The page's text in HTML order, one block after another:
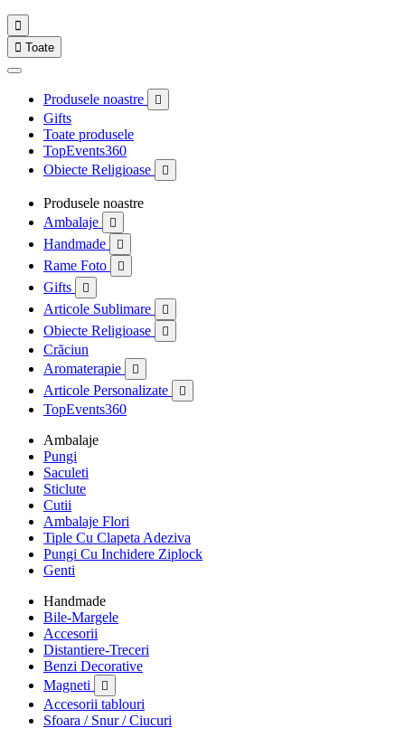

 Toate
Produsele noastre 
Gifts
Toate produsele
TopEvents360
Obiecte Religioase

Produsele noastre
Ambalaje

Handmade 
Rame Foto 
Gifts 
Articole Sublimare 
Obiecte Religioase 
Crăciun
Aromaterapie

Articole Personalizate 
TopEvents360
Ambalaje
Pungi
Saculeti
Sticlute
Cutii
Ambalaje Flori
Tiple Cu Clapeta Adeziva
Pungi Cu Inchidere Ziplock
Genti
Handmade
Bile-Margele
Accesorii
Distantiere-Treceri
Benzi Decorative
Magneti

Accesorii tablouri
Sfoara / Snur / Ciucuri